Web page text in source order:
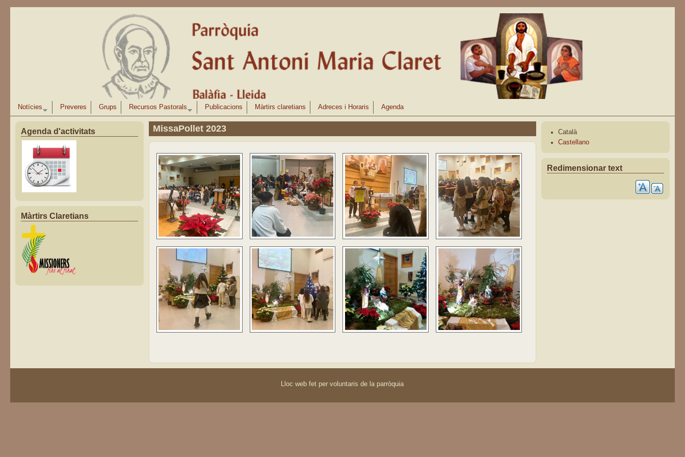
Notícies Preveres Grups Recursos Pastorals Publicacions Màrtirs claretians Adreces i Horaris Agenda
Agenda d'activitats
Màrtirs Claretians
MissaPollet 2023
Català
Castellano
Redimensionar text
Lloc web fet per voluntaris de la parròquia